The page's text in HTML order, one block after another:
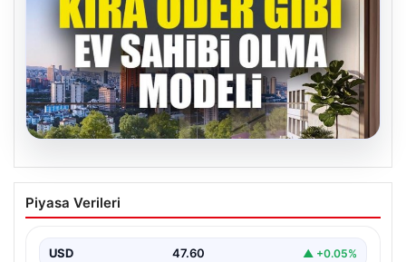
05.08.2026
DAP Yapı’dan bir ilk! Emlak Konut
güvencesi Dap vizyonuyla kendi
Piyasa Verileri
USD 47.60 ▲ +0.05%